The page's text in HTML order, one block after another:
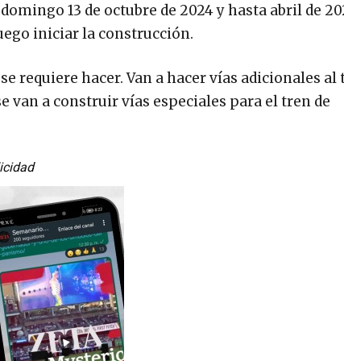
13 de octubre de 2024 y hasta abril de
iniciar la construcción.
requiere hacer. Van a hacer vías adicionales al
van a construir vías especiales para el tren de